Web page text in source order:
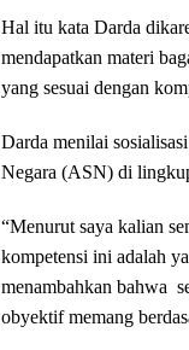
Hal itu kata Darda
mendapatkan materi
yang sesuai dengan
Darda menilai
Negara (ASN) di
“Menurut saya kalian
kompetensi ini adalah
menambahkan bahwa
obyektif memang